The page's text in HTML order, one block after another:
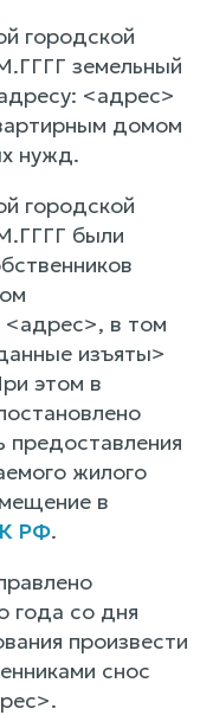
городской
земельный
<адрес>
домом
нужд.
городской
были
<адрес>, в том
изъяты>
этом в
предоставления
жилого
в
РФ.
года со дня
произвести
снос